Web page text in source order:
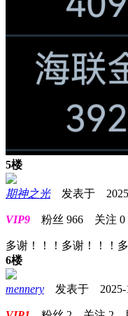
5楼
期神之光发表于 2025-
VIP9 粉丝 966 关注 0
多谢！！！多谢！！！
6楼
mennery 发表于 2025-